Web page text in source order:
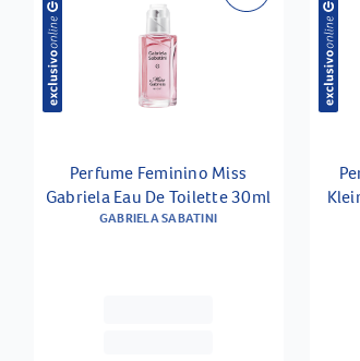
Perfume Feminino Miss
Gabriela Eau De Toilette 30ml
GABRIELA SABATINI